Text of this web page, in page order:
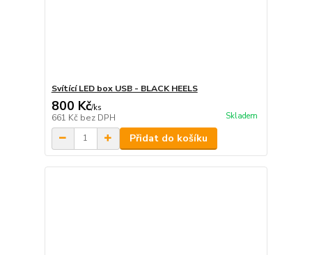
Svítící LED box USB - BLACK HEELS
800 Kč/ks
661 Kč bez DPH Skladem
Přidat do košíku